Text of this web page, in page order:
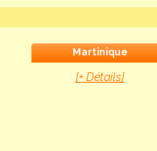
Martinique
[+ Détails]